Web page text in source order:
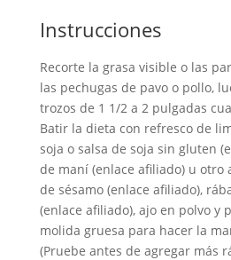
Instrucciones
Recorte la grasa visible o las
las pechugas de pavo o pollo,
trozos de 1 1/2 a 2 pulgadas
Batir la dieta con refresco de
soja o salsa de soja sin gluten
de maní (enlace afiliado) u otro
de sésamo (enlace afiliado),
(enlace afiliado), ajo en polvo y
molida gruesa para hacer la
(Pruebe antes de agregar más